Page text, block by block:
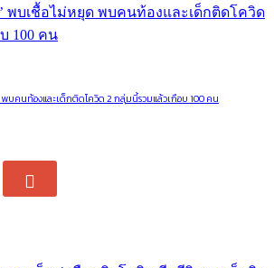
พบคนท้องและเด็กติดโควิด 2 กลุ่มนี้รวมแล้วเกือบ 100 คน